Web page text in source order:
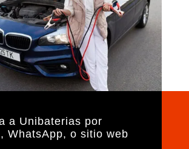
a Unibaterias por
WhatsApp, o sitio web